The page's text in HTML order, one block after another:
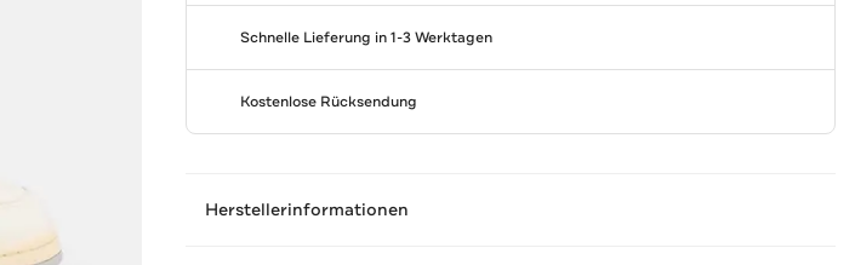
Schnelle Lieferung in 1-3 Werktagen
Kostenlose Rücksendung
Herstellerinformationen